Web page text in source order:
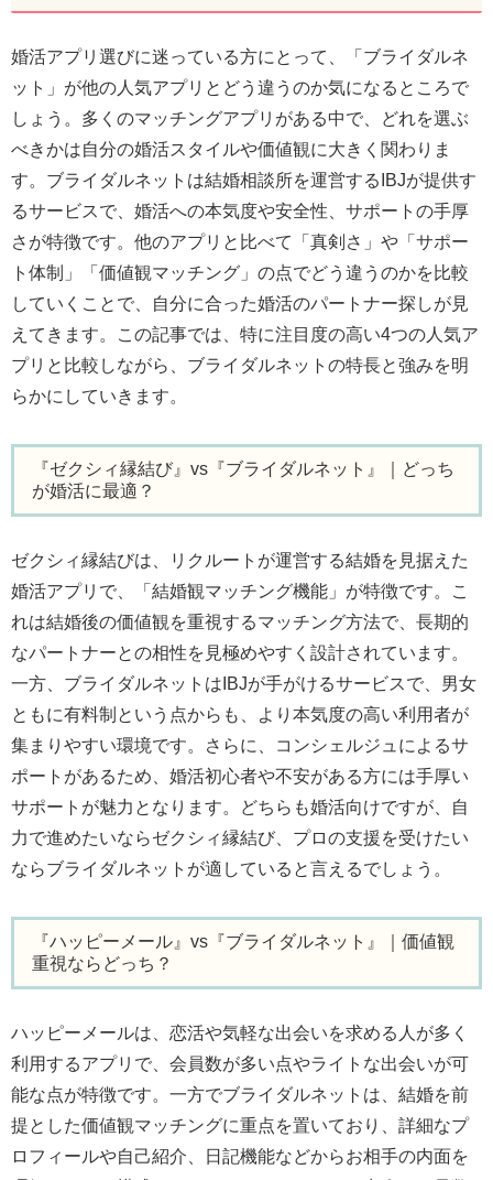
婚活アプリ選びに迷っている方にとって、「ブライダルネ
ット」が他の人気アプリとどう違うのか気になるところで
しょう。多くのマッチングアプリがある中で、どれを選ぶ
べきかは自分の婚活スタイルや価値観に大きく関わりま
す。ブライダルネットは結婚相談所を運営するIBJが提供す
るサービスで、婚活への本気度や安全性、サポートの手厚
さが特徴です。他のアプリと比べて「真剣さ」や「サポー
ト体制」「価値観マッチング」の点でどう違うのかを比較
していくことで、自分に合った婚活のパートナー探しが見
えてきます。この記事では、特に注目度の高い4つの人気ア
プリと比較しながら、ブライダルネットの特長と強みを明
らかにしていきます。
『ゼクシィ縁結び』vs『ブライダルネット』｜どっち
が婚活に最適？
ゼクシィ縁結びは、リクルートが運営する結婚を見据えた
婚活アプリで、「結婚観マッチング機能」が特徴です。こ
れは結婚後の価値観を重視するマッチング方法で、長期的
なパートナーとの相性を見極めやすく設計されています。
一方、ブライダルネットはIBJが手がけるサービスで、男女
ともに有料制という点からも、より本気度の高い利用者が
集まりやすい環境です。さらに、コンシェルジュによるサ
ポートがあるため、婚活初心者や不安がある方には手厚い
サポートが魅力となります。どちらも婚活向けですが、自
力で進めたいならゼクシィ縁結び、プロの支援を受けたい
ならブライダルネットが適していると言えるでしょう。
『ハッピーメール』vs『ブライダルネット』｜価値観
重視ならどっち？
ハッピーメールは、恋活や気軽な出会いを求める人が多く
利用するアプリで、会員数が多い点やライトな出会いが可
能な点が特徴です。一方でブライダルネットは、結婚を前
提とした価値観マッチングに重点を置いており、詳細なプ
ロフィールや自己紹介、日記機能などからお相手の内面を